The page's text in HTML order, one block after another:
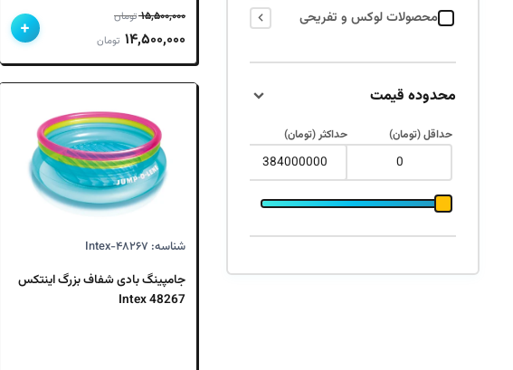
محصولات لوکس و تفریحی
محدوده قیمت
حداقل (تومان) حداکثر (تومان)
۱۵,۵۰۰,۰۰۰ تومان
قیمت
اصلی
۱۵,۵۰۰,۰۰۰ تومان
۱۴,۵۰۰,۰۰۰ تومانقیمت
فعلی
۱۴,۵۰۰,۰۰۰ تومان
است.
+
شناسه: Intex-۴۸۲۶۷
جامپینگ بادی شفاف بزرگ اینتکس
Intex 48267